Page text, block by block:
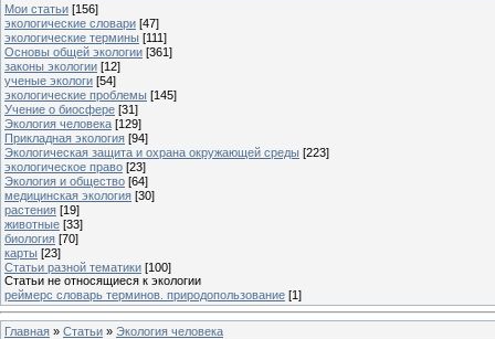
Мои статьи [156]
экологические словари [47]
экологические термины [111]
Основы общей экологии [361]
законы экологии [12]
ученые экологи [54]
экологические проблемы [145]
Учение о биосфере [31]
Экология человека [129]
Прикладная экология [94]
Экологическая защита и охрана окружающей среды [223]
экологическое право [23]
Экология и общество [64]
медицинская экология [30]
растения [19]
животные [33]
биология [70]
карты [23]
Статьи разной тематики [100]
Статьи не относящиеся к экологии
реймерс словарь терминов. природопользование [1]
Главная » Статьи » Экология человека